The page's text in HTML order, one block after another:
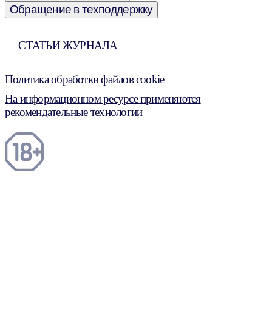
Обращение в техподдержку
СТАТЬИ ЖУРНАЛА
Политика обработки файлов cookie
На информационном ресурсе применяются
рекомендательные технологии